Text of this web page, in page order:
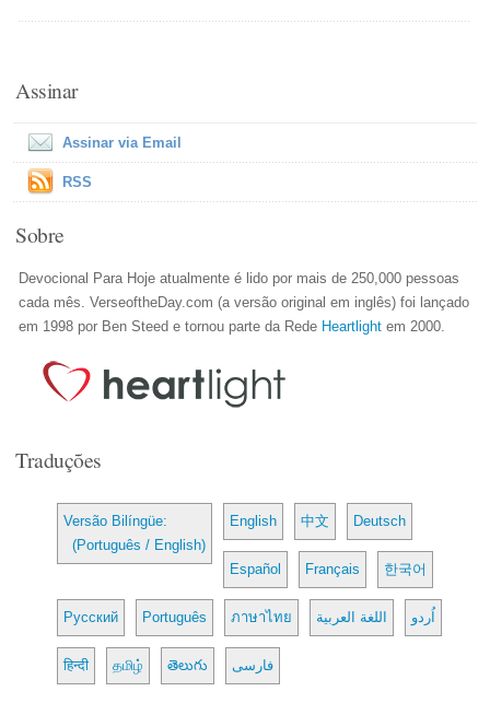
Assinar
Assinar via Email
RSS
Sobre
Devocional Para Hoje atualmente é lido por mais de 250,000 pessoas
cada mês. VerseoftheDay.com (a versão original em inglês) foi lançado
em 1998 por Ben Steed e tornou parte da Rede Heartlight em 2000.
Traduções
Versão Bilíngüe:
(Português / English)
English 中文 Deutsch
Español Français 한국어
Русский Português ภาษาไทย اللغة العربية اُردو
हिन्दी தமிழ் తెలుగు فارسی